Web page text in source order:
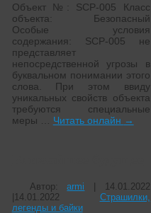
Объект №: SCP-005 Класс
объекта: Безопасный
Особые условия
содержания: SCP-005 не
представляет
непосредственной угрозы в
буквальном понимании этого
слова. При этом ввиду
уникальных свойств объекта
требуются специальные
меры … Читать онлайн →
Автор:armi |
14.01.2022
| 14.01.2022
Страшилки,
легенды и байки